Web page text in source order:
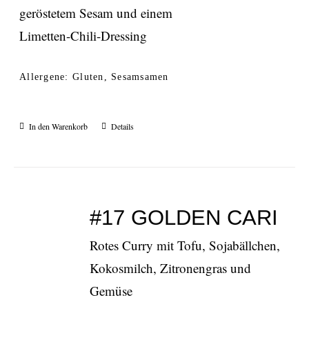
geröstetem Sesam und einem
Limetten-Chili-Dressing
Allergene: Gluten, Sesamsamen
In den Warenkorb Details
#17 GOLDEN CARI
Rotes Curry mit Tofu, Sojabällchen,
Kokosmilch, Zitronengras und
Gemüse